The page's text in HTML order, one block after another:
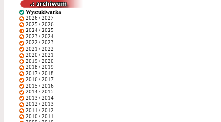
Wyszukiwarka
2026 / 2027
2025 / 2026
2024 / 2025
2023 / 2024
2022 / 2023
2021 / 2022
2020 / 2021
2019 / 2020
2018 / 2019
2017 / 2018
2016 / 2017
2015 / 2016
2014 / 2015
2013 / 2014
2012 / 2013
2011 / 2012
2010 / 2011